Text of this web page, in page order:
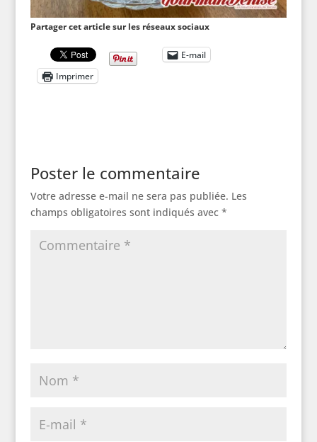
Partager cet article sur les réseaux sociaux
E-mail
Imprimer
Poster le commentaire
Votre adresse e-mail ne sera pas publiée. Les
champs obligatoires sont indiqués avec *